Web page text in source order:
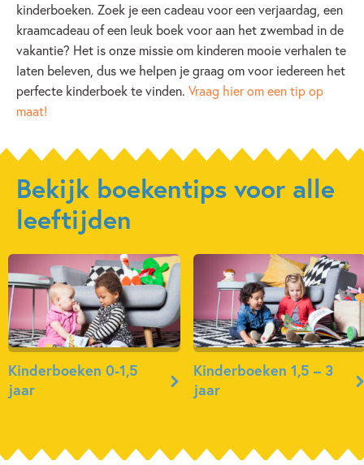
kinderboeken. Zoek je een cadeau voor een verjaardag, een
kraamcadeau of een leuk boek voor aan het zwembad in de
vakantie? Het is onze missie om kinderen mooie verhalen te
laten beleven, dus we helpen je graag om voor iedereen het
perfecte kinderboek te vinden. Vraag hier om een tip op
maat!
Bekijk boekentips voor alle
leeftijden
Kinderboeken 0-1,5
jaar
Kinderboeken 1,5 – 3
jaar